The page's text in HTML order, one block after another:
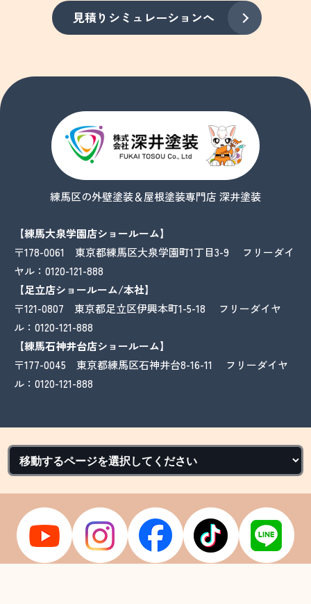
見積りシミュレーションへ
練馬区の外壁塗装＆屋根塗装専門店 深井塗装
【練馬大泉学園店ショールーム】
〒178-0061 東京都練馬区大泉学園町1丁目3-9 フリーダイ
ヤル： 0120-121-888
【足立店ショールーム/本社】
〒121-0807 東京都足立区伊興本町1-5-18 フリーダイヤ
ル： 0120-121-888
【練馬石神井台店ショールーム】
〒177-0045 東京都練馬区石神井台8-16-11 フリーダイヤ
ル： 0120-121-888